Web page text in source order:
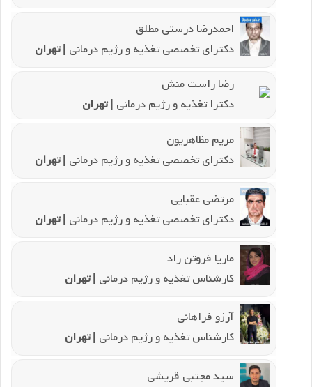
احمدرضا درستی مطلق
دکترای تخصصی تغذیه و رژیم درمانی | تهران
رضا راست منش
دکترا تغذیه و رژیم درمانی | تهران
مریم مظاهریون
دکترای تخصصی تغذیه و رژیم درمانی | تهران
مرتضی عقبایی
دکترای تخصصی تغذیه و رژیم درمانی | تهران
ماریا فروتن راد
کارشناس تغذیه و رژیم درمانی | تهران
آرزو فراهانی
کارشناس تغذیه و رژیم درمانی | تهران
سید مجتبی قریشی